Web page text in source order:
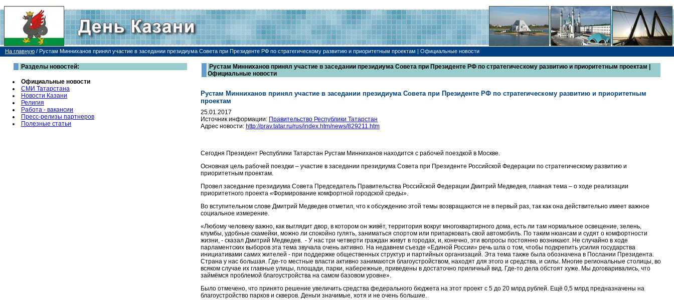
На главную / Рустам Минниханов принял участие в заседании президиума Совета при Президенте РФ по стратегическому развитию и приоритетным проектам | Официальные новости
Разделы новостей:
Официальные новости
СМИ Татарстана
Новости Казани
Религия
Работа - вакансии
Пресс-релизы партнеров
Полезные статьи
Рустам Минниханов принял участие в заседании президиума Совета при Президенте РФ по стратегическому развитию и приоритетным проектам |
Официальные новости
Рустам Минниханов принял участие в заседании президиума Совета при Президенте РФ по стратегическому развитию и приоритетным
проектам
25.01.2017
Источник информации: Правительство Республики Татарстан
Адрес новости: http://prav.tatar.ru/rus/index.htm/news/829211.htm
Сегодня Президент Республики Татарстан Рустам Минниханов находится с рабочей поездкой в Москве.
Основная цель рабочей поездки – участие в заседании президиума Совета при Президенте Российской Федерации по стратегическому развитию и
приоритетным проектам.
Провел заседание президиума Совета Председатель Правительства Российской Федерации Дмитрий Медведев, главная тема – о ходе реализации
приоритетного проекта «Формирование комфортной городской среды».
Во вступительном слове Дмитрий Медведев отметил, что к обсуждению этой темы возвращаются не в первый раз, так как она действительно имеет важное
социальное измерение.
«Любому человеку важно, как выглядит двор, в котором он живёт, территория вокруг многоквартирного дома, есть ли там нормальное освещение, зелень,
клумбы, удобные скамейки, можно ли спокойно гулять, заниматься спортом или припарковать свой автомобиль. По таким нюансам и судят о комфортности
жизни, - сказал Дмитрий Медведев. - У нас три четверти граждан живут в городах, и, конечно, эти вопросы постоянно возникают. Не случайно в ходе
парламентских выборов эта тема звучала очень активно. На недавнем съезде «Единой России» речь шла о том, чтобы подкрепить усилия государства
инициативами самих жителей - при поддержке общественных структур и партийных организаций. Эта тема также была обозначена в Послании Президента.
Страна у нас большая. Где-то местные власти активно занимаются благоустройством, находят для этого и средства, и силы. Многие региональные столицы, во
всяком случае их главные улицы, площади, парки, набережные, приведены в достаточно приличный вид. Где-то дела обстоят хуже. Мы договаривались, что
займёмся проблемой благоустройства на самом базовом уровне».
Было отмечено, что принято решение увеличить средства федерального бюджета на этот проект с 5 до 20 млрд рублей. Ещё 0,5 млрд предназначены на
благоустройство парков и скверов. Деньги значимые, хотя и не очень большие.